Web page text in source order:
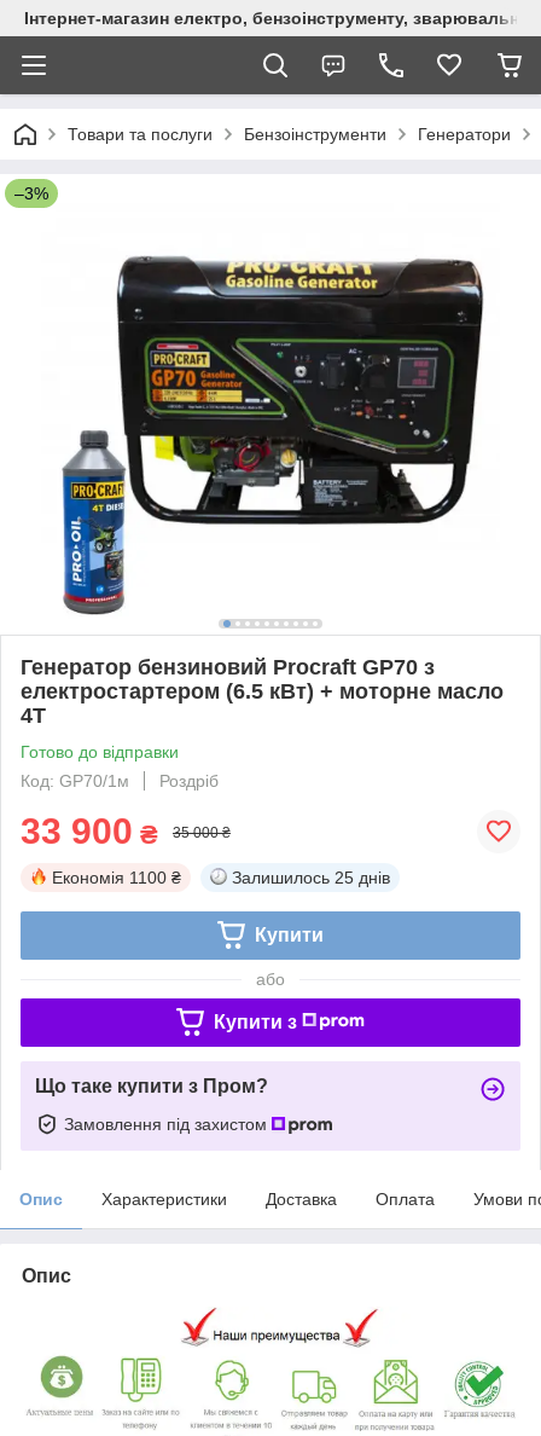
Інтернет-магазин електро, бензоінструменту,
Товари та послуги Бензоінструменти Генератори
–3%
Генератор бензиновий Procraft GP70 з
електростартером (6.5 кВт) + моторне масло
4T
Готово до відправки
Код: GP70/1м
Роздріб
33 900 ₴ 35 000 ₴
Економія 1100 ₴ Залишилось 25 днів
Купити
або
Купити з
Що таке купити з Пром?
Замовлення під захистом
Опис Характеристики Доставка Оплата Умови
Опис